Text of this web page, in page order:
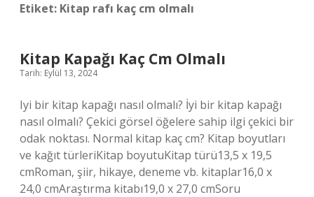
Etiket: Kitap rafı kaç cm olmalı
Kitap Kapağı Kaç Cm Olmalı
Tarih: Eylül 13, 2024
Iyi bir kitap kapağı nasıl olmalı? İyi bir kitap kapağı
nasıl olmalı? Çekici görsel öğelere sahip ilgi çekici bir
odak noktası. Normal kitap kaç cm? Kitap boyutları
ve kağıt türleriKitap boyutuKitap türü13,5 x 19,5
cmRoman, şiir, hikaye, deneme vb. kitaplar16,0 x
24,0 cmAraştırma kitabı19,0 x 27,0 cmSoru